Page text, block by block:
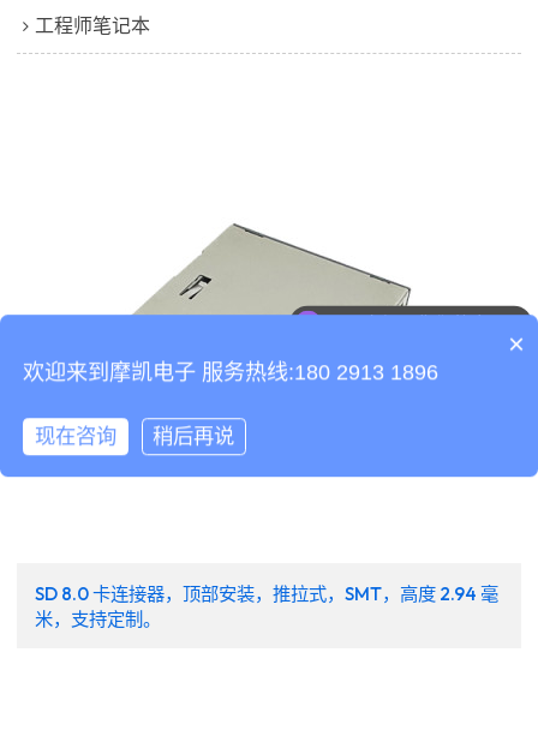
工程师笔记本
SD 8.0 卡连接器，顶部安装，推拉式，SMT，高度 2.94 毫
米，支持定制。
×
欢迎来到摩凯电子 服务热线:180 2913 1896
现在咨询 稍后再说